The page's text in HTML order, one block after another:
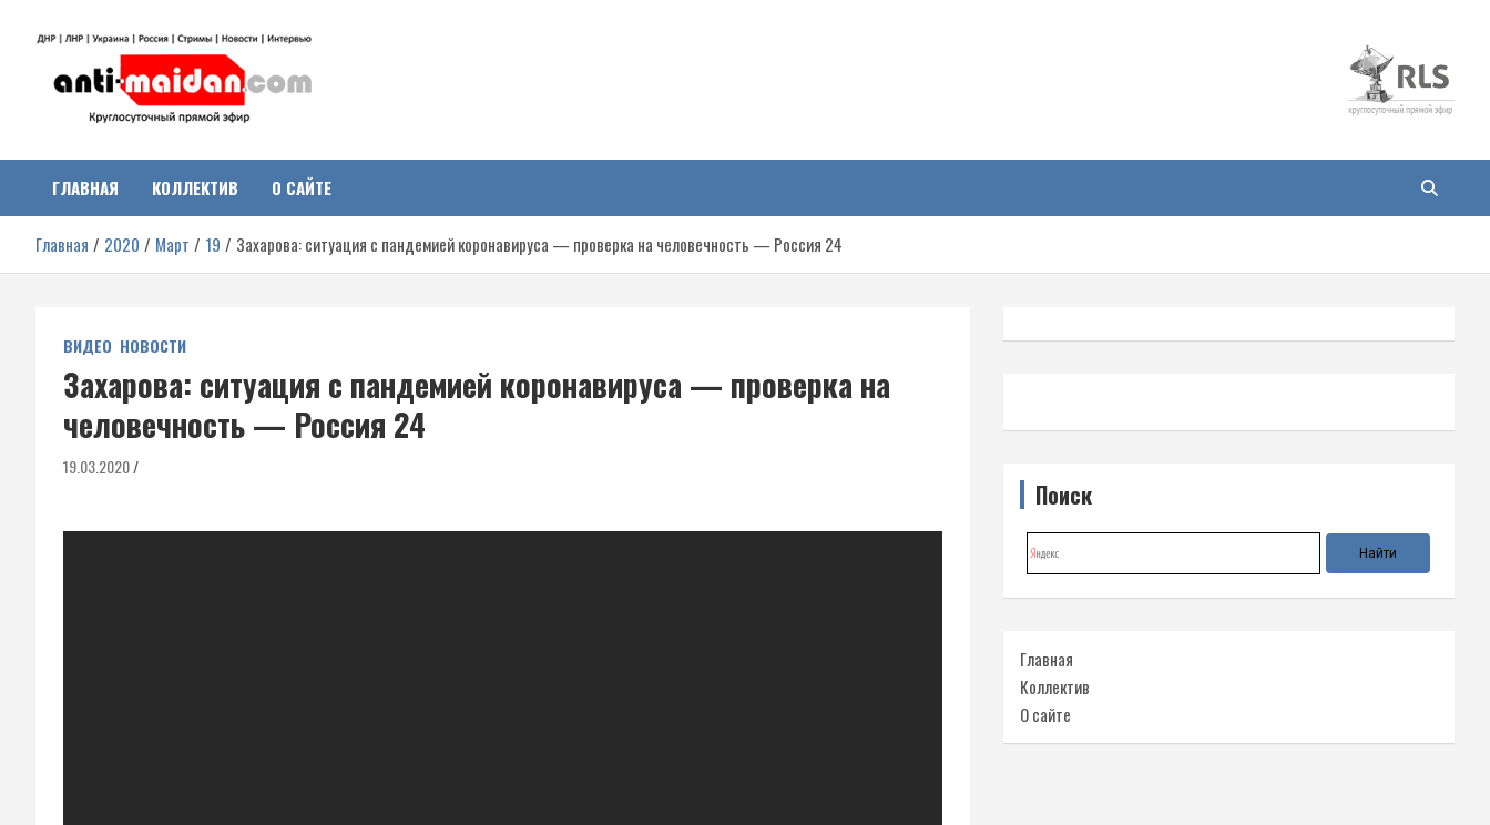
Антимайдан:
Гражданская война на
Украине
о гражданской войне на Украине, включая события в Новороссии,
ДНР, ЛНР и других регионах.
ГЛАВНАЯ КОЛЛЕКТИВ О САЙТЕ
Главная 2020 Март 19 Захарова: ситуация с пандемией коронавируса — проверка на человечность — Россия 24
ВИДЕО НОВОСТИ
Захарова: ситуация с пандемией коронавируса — проверка на
человечность — Россия 24
19.03.2020
Поиск
Главная
Коллектив
О сайте